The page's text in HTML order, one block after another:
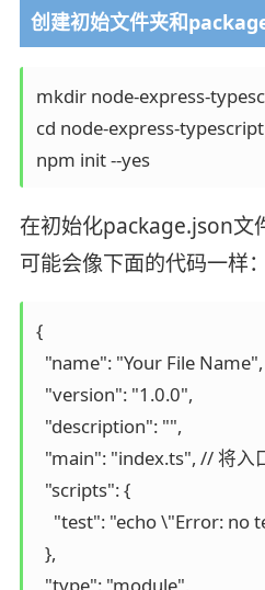
创建初始文件夹和
mkdir node-express-
cd node-express-typescript
npm init --yes
在初始化package.json文
可能会像下面的代码一样：
{
  "name": "Your File Name",
  "version": "1.0.0",
  "description": "",
"main": "index.ts", // 将
  "scripts": {
"test": "echo \"Error: no
  },